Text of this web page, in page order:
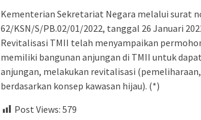
Kementerian Sekretariat Negara melalui surat
62/KSN/S/PB.02/01/2022, tanggal 26 Januari
Revitalisasi TMII telah menyampaikan
memiliki bangunan anjungan di TMII untuk
anjungan, melakukan revitalisasi
berdasarkan konsep kawasan hijau). (*)
Post Views: 579